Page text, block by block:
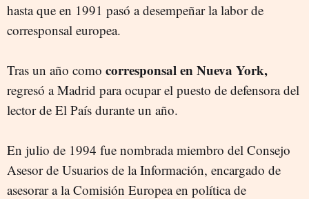
hasta que en 1991 pasó a desempeñar la labor de
corresponsal europea.
Tras un año como corresponsal en Nueva York,
regresó a Madrid para ocupar el puesto de defensora del
lector de El País durante un año.
En julio de 1994 fue nombrada miembro del Consejo
Asesor de Usuarios de la Información, encargado de
asesorar a la Comisión Europea en política de